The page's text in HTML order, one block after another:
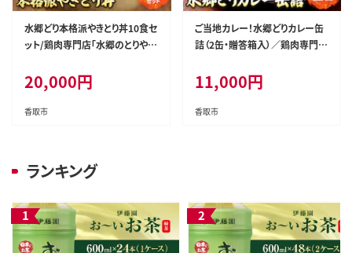
水郷どり本格派やきとり丼10食セ
ット/鶏肉専門店「水郷のとりやさ
鳥丼 丼 どんぶり セット 小分け
小分 詰合せ つめあわせ おつま
み おかず お取り寄せグルメ おす
20,000円
香取市
ご当地カレー！水郷どりカレー缶
詰（2缶・贈答箱入）／鶏肉専門店
urry かれー 缶詰 缶詰め かんづ
め かんずめ 贈答用 贈答 プレゼ
ント セット ご当地 ご当地カレー
11,000円
香取市
ランキング